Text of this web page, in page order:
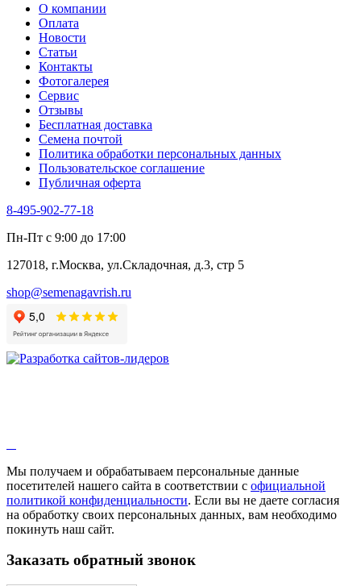
Тмин
Трава для чая
Туласи
Укроп
Фенхель пряный
Хризантема овощная
Цикорий пряный
Цикорий салатный (Витлуф)
Черемша
Шпинат
Щавель
Эндивий
Эстрагон
Алтей
Бессмертник
Валериана
Валерианелла
Гибискус лекарственный
Девясил
Душица
Змееголовник
Мыльнянка
Мята
Овсяный корень
Огуречная трава
Пустырник
Репешок
О компании
Оплата
Новости
Статьи
Контакты
Фотогалерея​
Сервис
Отзывы
Бесплатная доставка
Семена почтой
Политика обработки персональных данных
Пользовательское соглашение
Публичная оферта
8-495-902-77-18
Пн-Пт с 9:00 до 17:00
127018, г.Москва, ул.Складочная, д.3, стр 5
shop@semenagavrish.ru
Мы получаем и обрабатываем персональные данные
посетителей нашего сайта в соответствии с официальной
политикой конфиденциальности. Если вы не даете согласия
на обработку своих персональных данных, вам необходимо
покинуть наш сайт.
Заказать обратный звонок